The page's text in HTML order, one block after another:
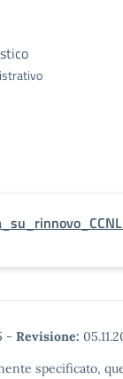
- Revisione:
specificato,